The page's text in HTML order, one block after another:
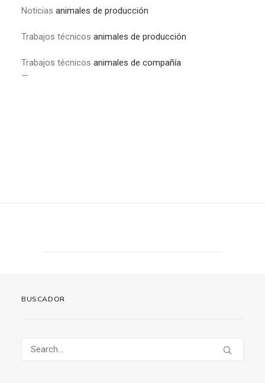
Noticias animales de producción
Trabajos técnicos animales de producción
Trabajos técnicos animales de compañía
—
BUSCADOR